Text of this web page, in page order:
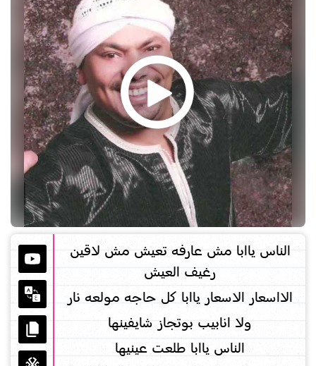
الناس ياابا مش عارفه تعيش مش لاقين
رغيف العيش
الااسعار الاسعار ياابا كل حاجه مولعه نار
ولا انابيب بوتجاز شايفينها
الناس ياابا طلعت عينيها